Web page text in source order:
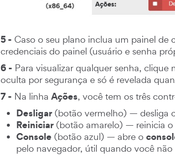
5 - Caso o seu plano inclua um painel de
credenciais do painel (usuário e senha
6 - Para visualizar qualquer senha, clique
oculta por segurança e só é revelada
7 - Na linha Ações, você tem os três
Desligar (botão vermelho) — desliga
Reiniciar (botão amarelo) — reinicia o
Console (botão azul) — abre o
pelo navegador, útil quando você não